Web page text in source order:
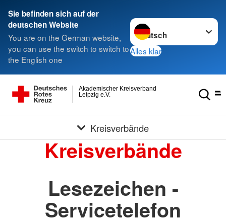
Sie befinden sich auf der
deutschen Website
You are on the German website,
you can use the switch to switch to
the English one
Sprache wechseln zu
Alles klar
Leipzig e.V.
Akademischer Kreisverband
Kreisverbände
Kreisverbände
Lesezeichen -
Servicetelefon